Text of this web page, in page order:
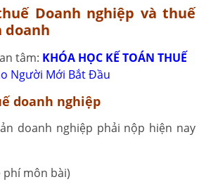
Doanh nghiệp và thuế
doanh
tâm: KHÓA HỌC KẾ TOÁN THUẾ
Người Mới Bắt Đầu
doanh nghiệp
doanh nghiệp phải nộp hiện nay
phí môn bài)